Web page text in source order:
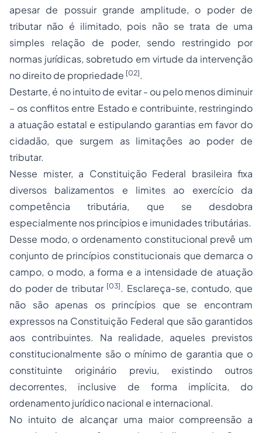
apesar de possuir grande amplitude, o poder de
tributar não é ilimitado, pois não se trata de uma
simples relação de poder, sendo restringido por
normas jurídicas, sobretudo em virtude da intervenção
no direito de propriedade [02].
Destarte, é no intuito de evitar - ou pelo menos diminuir
– os conflitos entre Estado e contribuinte, restringindo
a atuação estatal e estipulando garantias em favor do
cidadão, que surgem as limitações ao poder de
tributar.
Nesse mister, a Constituição Federal brasileira fixa
diversos balizamentos e limites ao exercício da
competência tributária, que se desdobra
especialmente nos princípios e imunidades tributárias.
Desse modo, o ordenamento constitucional prevê um
conjunto de princípios constitucionais que demarca o
campo, o modo, a forma e a intensidade de atuação
do poder de tributar [03]. Esclareça-se, contudo, que
não são apenas os princípios que se encontram
expressos na Constituição Federal que são garantidos
aos contribuintes. Na realidade, aqueles previstos
constitucionalmente são o mínimo de garantia que o
constituinte originário previu, existindo outros
decorrentes, inclusive de forma implícita, do
ordenamento jurídico nacional e internacional.
No intuito de alcançar uma maior compreensão a